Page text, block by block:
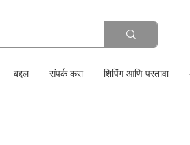
बद्दल संपर्क करा शिपिंग आणि परतावा